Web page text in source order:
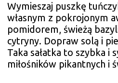
Wymieszaj puszkę
własnym z pokrojonym
pomidorem, świeżą
cytryny. Dopraw solą i
Taka sałatka to szybka i
miłośników pikantnych i